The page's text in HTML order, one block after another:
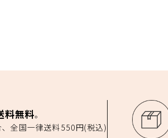
料無料。
全国一律送料550円(税込)